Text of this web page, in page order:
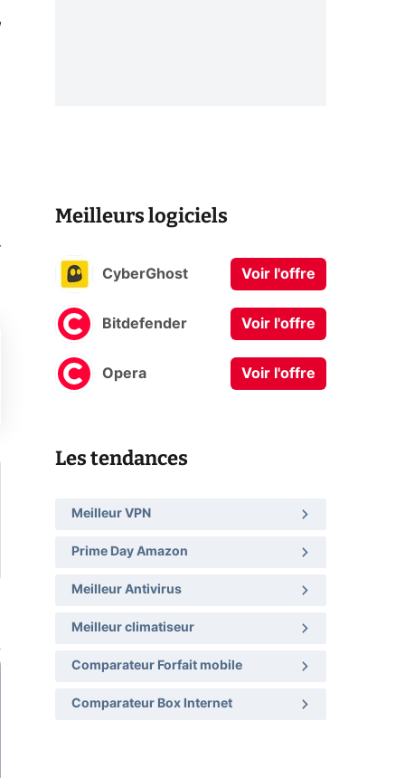
Meilleurs logiciels
CyberGhost Voir l'offre
Bitdefender Voir l'offre
Opera Voir l'offre
Les tendances
Meilleur VPN
Prime Day Amazon
Meilleur Antivirus
Meilleur climatiseur
Comparateur Forfait mobile
Comparateur Box Internet